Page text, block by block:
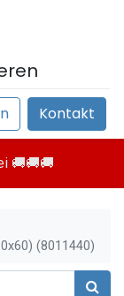
Kontakt
🚚🚚🚚
(8011440)